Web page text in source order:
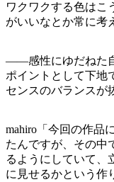
ワクワクする色はこ
がいいなとか常に考
——感性にゆだねた
ポイントとして下地
センスのバランスが
mahiro「今回の作品
たんですが、その中
るようにしていて、
に見せるかという作